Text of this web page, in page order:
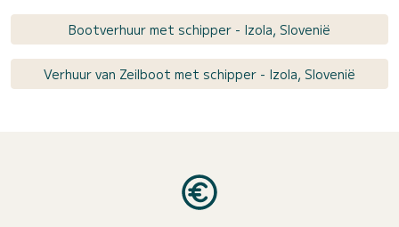
Bootverhuur met schipper - Izola, Slovenië
Verhuur van Zeilboot met schipper - Izola, Slovenië